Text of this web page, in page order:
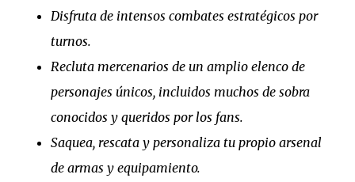
Disfruta de intensos combates estratégicos por
turnos.
Recluta mercenarios de un amplio elenco de
personajes únicos, incluidos muchos de sobra
conocidos y queridos por los fans.
Saquea, rescata y personaliza tu propio arsenal
de armas y equipamiento.